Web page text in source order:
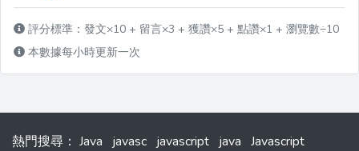
評分標準：發文×10 + 留言×3 + 獲讚×5 + 點讚×1 + 瀏覽數÷10
本數據每小時更新一次
熱門搜尋 ： Java javasc javascript java Javascript